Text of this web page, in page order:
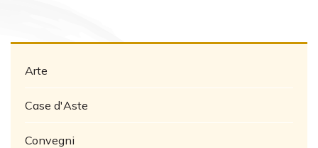
Arte
Case d'Aste
Convegni